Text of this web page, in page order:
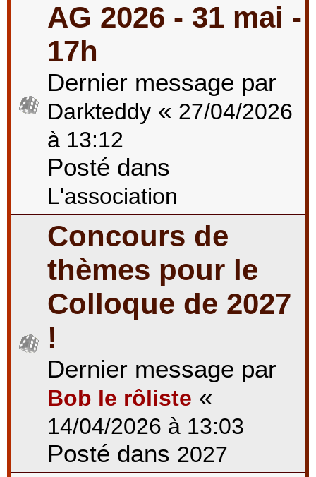
AG 2026 - 31 mai -
17h
Dernier message par
Darkteddy « 27/04/2026
à 13:12
Posté dans
L'association
Concours de
thèmes pour le
Colloque de 2027
!
Dernier message par
Bob le rôliste «
14/04/2026 à 13:03
Posté dans 2027